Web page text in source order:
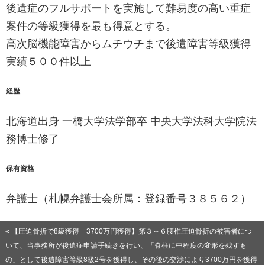
後遺症のフルサポートを実施して難易度の高い重症
案件の等級獲得を最も得意とする。
高次脳機能障害からムチウチまで後遺障害等級獲得
実績５００件以上
経歴
北海道出身 一橋大学法学部卒 中央大学法科大学院法
務博士修了
保有資格
弁護士（札幌弁護士会所属：登録番号３８５６２）
« 【圧迫骨折で8級獲得 3700万円獲得】第３～６腰椎圧迫骨折の被害者につ
いて、当事務所が後遺症申請手続きを行い、「脊柱に中程度の変形を残すも
の」として後遺障害等級8級2号を獲得し、その後の交渉により3700万円を獲得